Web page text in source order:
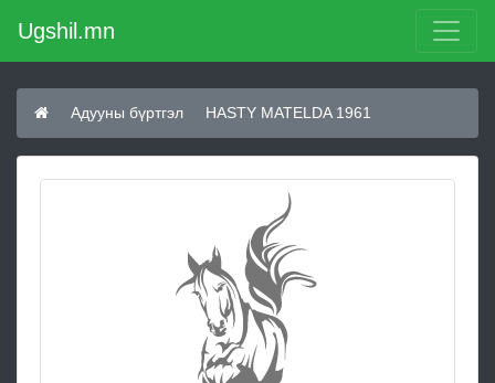
Ugshil.mn
Адууны бүртгэл HASTY MATELDA 1961